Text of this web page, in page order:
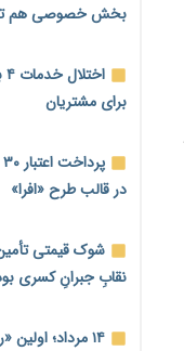
احتمال اختلال ۲۴ ساعته در سامانه‌های تأمین اجتماعی
آغاز اجرای
محدودیت تازه
کنترل تورم
سایپا و پارس‌خودرو
بخش خصوصی هم
برای مشتریان
در قالب طرح «افرا»
شوک قیمتی تأمین
نقابِ جبرانِ کسری
۱۴ مرداد؛